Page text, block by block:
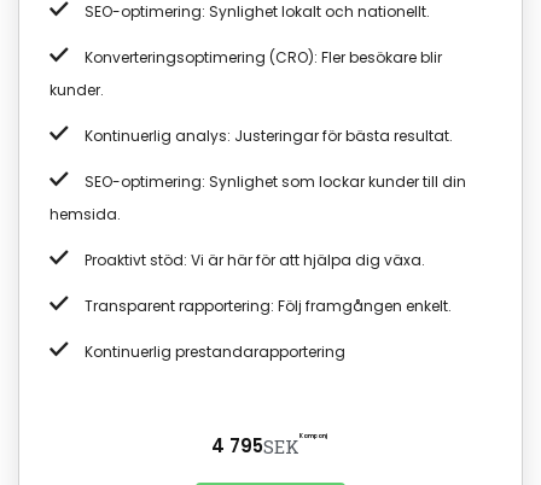
4 795SEK Kampanj
SEO-optimering: Synlighet lokalt och nationellt.
Konverteringsoptimering (CRO): Fler besökare blir
kunder.
Kontinuerlig analys: Justeringar för bästa resultat.
SEO-optimering: Synlighet som lockar kunder till din
hemsida.
Proaktivt stöd: Vi är här för att hjälpa dig växa.
Transparent rapportering: Följ framgången enkelt.
Kontinuerlig prestandarapportering